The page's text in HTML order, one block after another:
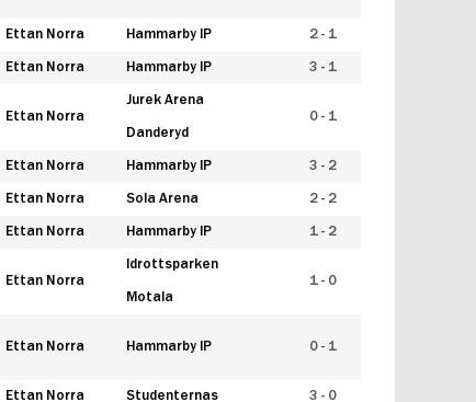
Ettan Norra Hammarby IP 2 - 1
Ettan Norra Hammarby IP 3 - 1
Ettan Norra
Jurek Arena
Danderyd
0 - 1
Ettan Norra Hammarby IP 3 - 2
Ettan Norra Sola Arena 2 - 2
Ettan Norra Hammarby IP 1 - 2
Ettan Norra
Idrottsparken
Motala
1 - 0
Ettan Norra Hammarby IP 0 - 1
Ettan Norra Studenternas 3 - 0